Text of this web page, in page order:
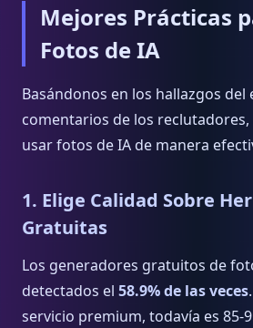
Mejores Prácticas
Fotos de IA
Basándonos en los hallazgos del
comentarios de los
usar fotos de IA de manera
1. Elige Calidad Sobre
Gratuitas
Los generadores gratuitos de
detectados el 58.9% de las veces
servicio premium, todavía es 85-